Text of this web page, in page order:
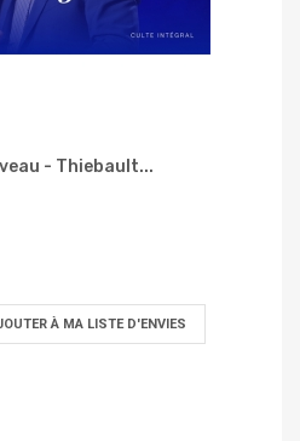
- Thiebault...
À MA LISTE D'ENVIES